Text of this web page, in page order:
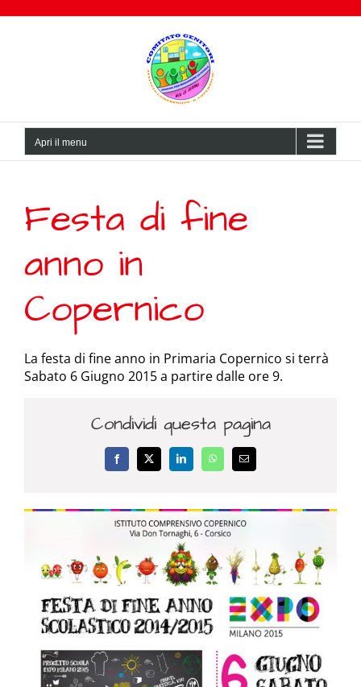
Apri il menu
Festa di fine
anno in
Copernico
La festa di fine anno in Primaria Copernico si terrà
Sabato 6 Giugno 2015 a partire dalle ore 9.
Condividi questa pagina
Facebook
X LinkedInWhatsAppEmail